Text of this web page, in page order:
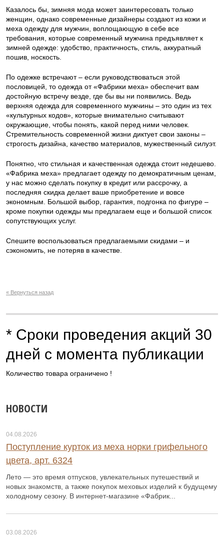
Казалось бы, зимняя мода может заинтересовать только
женщин, однако современные дизайнеры создают из кожи и
меха одежду для мужчин, воплощающую в себе все
требования, которые современный мужчина предъявляет к
зимней одежде: удобство, практичность, стиль, аккуратный
пошив, носкость.
По одежке встречают – если руководствоваться этой
пословицей, то одежда от «Фабрики меха» обеспечит вам
достойную встречу везде, где бы вы ни появились. Ведь
верхняя одежда для современного мужчины – это один из тех
«культурных кодов», которые внимательно считывают
окружающие, чтобы понять, какой перед ними человек.
Стремительность современной жизни диктует свои законы –
строгость дизайна, качество материалов, мужественный силуэт.
Понятно, что стильная и качественная одежда стоит недешево.
«Фабрика меха» предлагает одежду по демократичным ценам,
у нас можно сделать покупку в кредит или рассрочку, а
последняя скидка делает ваше приобретение и вовсе
экономным. Большой выбор, гарантия, подгонка по фигуре –
кроме покупки одежды мы предлагаем еще и большой список
сопутствующих услуг.
Спешите воспользоваться предлагаемыми скидами – и
сэкономить, не потеряв в качестве.
« Вернуться назад
* Сроки проведения акций 30
дней с момента публикации
Количество товара ограничено !
НОВОСТИ
04.08.2026
Поступление курток из меха норки грифельного
цвета, арт. 6324
Лето — это время отпусков, увлекательных путешествий и
новых знакомств, а также покупок меховых изделий к будущему
холодному сезону. В интернет-магазине «Фабрик...
03.08.2026